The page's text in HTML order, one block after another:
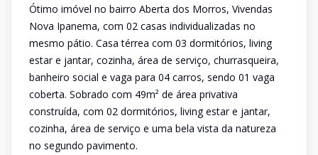
Ótimo imóvel no bairro Aberta dos Morros, Vivendas
Nova Ipanema, com 02 casas individualizadas no
mesmo pátio. Casa térrea com 03 dormitórios, living
estar e jantar, cozinha, área de serviço, churrasqueira,
banheiro social e vaga para 04 carros, sendo 01 vaga
coberta. Sobrado com 49m² de área privativa
construída, com 02 dormitórios, living estar e jantar,
cozinha, área de serviço e uma bela vista da natureza
no segundo pavimento.